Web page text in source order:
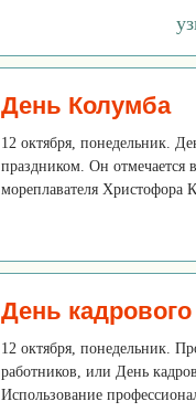
День Колумба
12 октября, понедельник.
праздником. Он отмечается
мореплавателя Христофора
День
12 октября, понедельник.
работников, или День
Использование